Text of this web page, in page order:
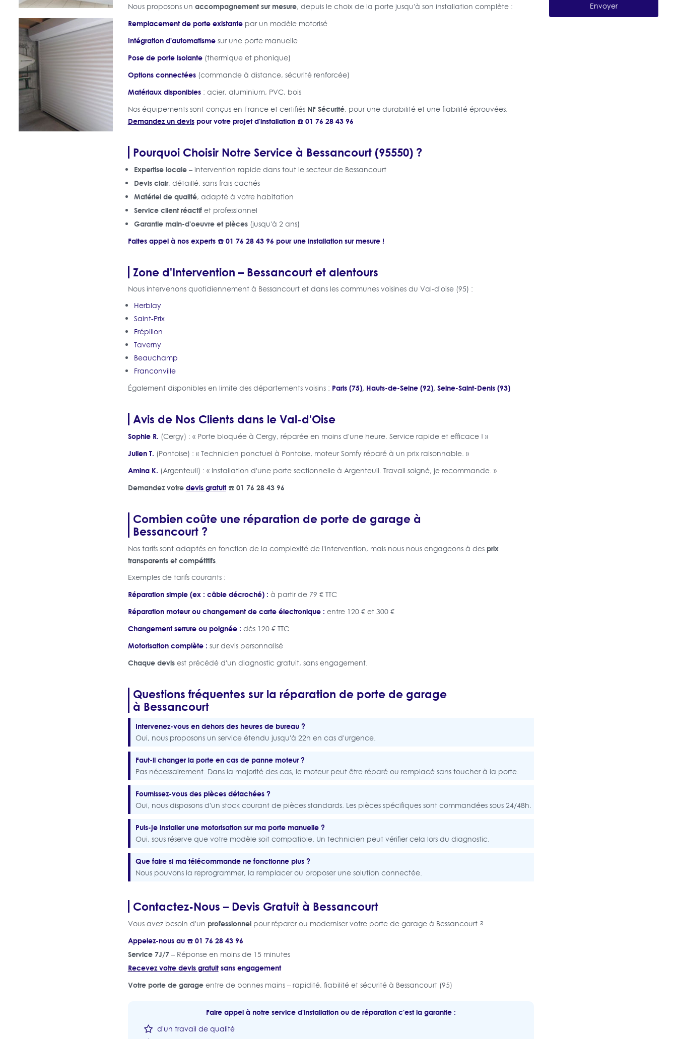
Nous proposons un accompagnement sur mesure, depuis le choix de la porte jusqu'à son installation complète :
Remplacement de porte existantepar un modèle motorisé
Intégration d'automatismesur une porte manuelle
Pose de porte isolante(thermique et phonique)
Options connectées(commande à distance, sécurité renforcée)
Matériaux disponibles: acier, aluminium, PVC, bois
Nos équipements sont conçus en France et certifiés NF Sécurité, pour une durabilité et une fiabilité éprouvées.
Demandez un devispour votre projet d'installation ☎️ 01 76 28 43 96
Pourquoi Choisir Notre Service à Bessancourt (95550) ?
Expertise locale– intervention rapide dans tout le secteur de Bessancourt
Devis clair, détaillé, sans frais cachés
Matériel de qualité, adapté à votre habitation
Service client réactifet professionnel
Garantie main-d'oeuvre et pièces(jusqu'à 2 ans)
Faites appel à nos experts ☎️ 01 76 28 43 96 pour une installation sur mesure !
Zone d'Intervention – Bessancourt et alentours
Nous intervenons quotidiennement à Bessancourt et dans les communes voisines du Val-d'oise (95) :
Herblay
Saint-Prix
Frépillon
Taverny
Beauchamp
Franconville
Également disponibles en limite des départements voisins : Paris (75), Hauts-de-Seine (92), Seine-Saint-Denis (93)
Avis de Nos Clients dans le Val-d'Oise
Sophie R. (Cergy) : « Porte bloquée à Cergy, réparée en moins d'une heure. Service rapide et efficace ! »
Julien T. (Pontoise) : « Technicien ponctuel à Pontoise, moteur Somfy réparé à un prix raisonnable. »
Amina K. (Argenteuil) : « Installation d'une porte sectionnelle à Argenteuil. Travail soigné, je recommande. »
Demandez votredevis gratuit☎️ 01 76 28 43 96
Combien coûte une réparation de porte de garage à
Bessancourt ?
Nos tarifs sont adaptés en fonction de la complexité de l'intervention, mais nous nous engageons à des prix
transparents et compétitifs.
Exemples de tarifs courants :
Réparation simple (ex : câble décroché) : à partir de 79 € TTC
Réparation moteur ou changement de carte électronique : entre 120 € et 300 €
Changement serrure ou poignée : dès 120 € TTC
Motorisation complète : sur devis personnalisé
Chaque devisest précédé d'un diagnostic gratuit, sans engagement.
Questions fréquentes sur la réparation de porte de garage
à Bessancourt
Intervenez-vous en dehors des heures de bureau ?
Oui, nous proposons un service étendu jusqu'à 22h en cas d'urgence.
Faut-il changer la porte en cas de panne moteur ?
Pas nécessairement. Dans la majorité des cas, le moteur peut être réparé ou remplacé sans toucher à la porte.
Fournissez-vous des pièces détachées ?
Oui, nous disposons d'un stock courant de pièces standards. Les pièces spécifiques sont commandées sous 24/48h.
Puis-je installer une motorisation sur ma porte manuelle ?
Oui, sous réserve que votre modèle soit compatible. Un technicien peut vérifier cela lors du diagnostic.
Que faire si ma télécommande ne fonctionne plus ?
Nous pouvons la reprogrammer, la remplacer ou proposer une solution connectée.
Contactez-Nous – Devis Gratuit à Bessancourt
Vous avez besoin d'un professionnelpour réparer ou moderniser votre porte de garage à Bessancourt ?
Appelez-nous au ☎️ 01 76 28 43 96
Service 7J/7– Réponse en moins de 15 minutes
Recevez votre devis gratuitsans engagement
Votre porte de garageentre de bonnes mains – rapidité, fiabilité et sécurité à Bessancourt (95)
Faire appel à notre service d'installation ou de réparation c'est la garantie :
d'un travail de qualité